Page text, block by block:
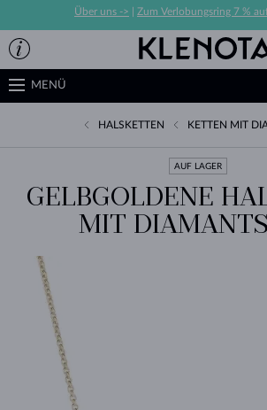
Über uns -> Zum Verlobungsring 7 %
MENÜ
HALSKETTEN KETTEN MIT
AUF LAGER
GELBGOLDENE
MIT